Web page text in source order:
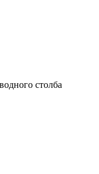
столба